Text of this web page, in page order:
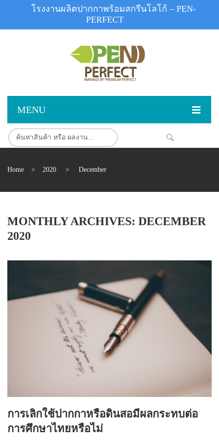
MENU
หน้าแรก
ปากกาโลหะ
ปากกาตั้งโต๊ะ
ปากกาทัชสกรีน NEW
NEW
ปากกา Quantum NEW
สมุดโน้ต และอื่นๆ
Gift Set
สินค้าสต็อก
ผลงานสินค้า
บทความ
โชว์รูม
Home > 2020 > December
MONTHLY ARCHIVES: DECEMBER
2020
การเลิกใช้ปากกาหรือดินสอมีผลกระทบต่อ
การศึกษาไทยหรือไม่
โรงงานผลิตปากกาพร้อมสกรีนโลโก้ – PEN-
PERFECT